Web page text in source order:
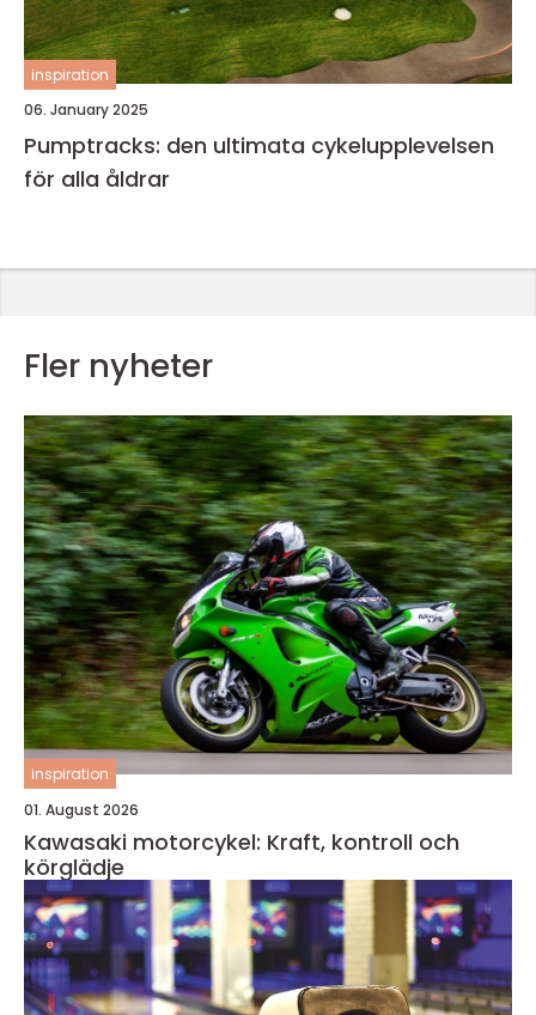
inspiration
06. January 2025
Pumptracks: den ultimata cykelupplevelsen
för alla åldrar
Fler nyheter
inspiration
01. August 2026
Kawasaki motorcykel: Kraft, kontroll och
körglädje